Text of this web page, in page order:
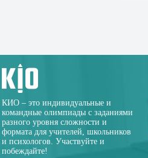
КИО – это индивидуальные и
командные олимпиады с заданиями
разного уровня сложности и
формата для учителей, школьников
и психологов. Участвуйте и
побеждайте!